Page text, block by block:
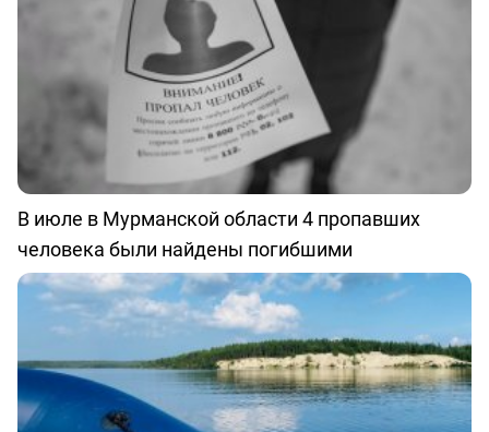
В июле в Мурманской области 4 пропавших
человека были найдены погибшими